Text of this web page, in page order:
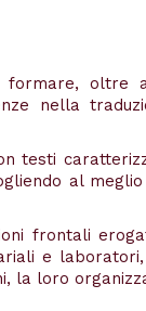
oltre
nella
testi
al
frontali
e
la loro